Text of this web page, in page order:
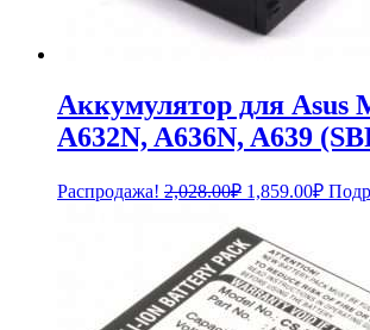
Аккумулятор для Asus
A632N, A636N, A639
Распродажа! 2,028.00₽
составляла
2,028.00₽.
1,859.00₽
цена: